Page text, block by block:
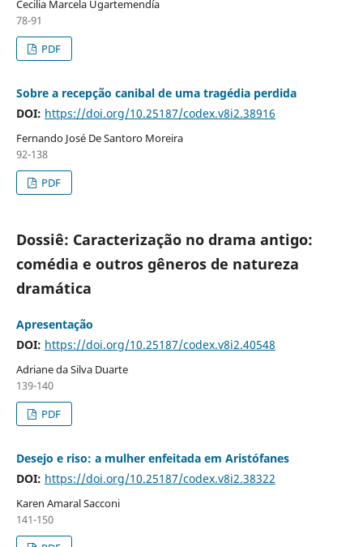
Cecilia Marcela Ugartemendía
78-91
PDF
Sobre a recepção canibal de uma tragédia perdida
DOI: https://doi.org/10.25187/codex.v8i2.38916
Fernando José De Santoro Moreira
92-138
PDF
Dossiê: Caracterização no drama antigo:
comédia e outros gêneros de natureza
dramática
Apresentação
DOI: https://doi.org/10.25187/codex.v8i2.40548
Adriane da Silva Duarte
139-140
PDF
Desejo e riso: a mulher enfeitada em Aristófanes
DOI: https://doi.org/10.25187/codex.v8i2.38322
Karen Amaral Sacconi
141-150